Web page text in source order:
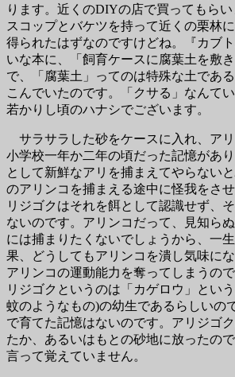
ります。近くのDIYの店で買ってもらい
スコップとバケツを持って近くの栗林
得られたはずなのですけどね。『カブ
いな本に、「飼育ケースに腐葉土を敷
で、「腐葉土」ってのは特殊な土であ
こんでいたのです。「クサる」なんて
若かりし頃のハナシでございます。
サラサラした砂をケースに入れ、ア
小学校一年か二年の頃だった記憶があ
として新鮮なアリを捕まえてやらない
のアリンコを捕まえる途中に怪我をさ
リジゴクはそれを餌として認識せず、
ないのです。アリンコだって、見知ら
には捕まりたくないでしょうから、一
果、どうしてもアリンコを潰し気味に
アリンコの運動能力を奪ってしまうの
リジゴクというのは「カゲロウ」とい
蚊のようなもの)の幼生であるらしいの
で育てた記憶はないのです。アリジゴ
たか、あるいはもとの砂地に放ったの
言って覚えていません。